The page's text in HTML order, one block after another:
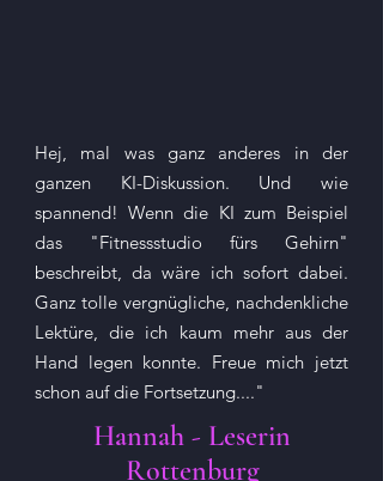
Hej, mal was ganz anderes in der
ganzen KI-Diskussion. Und wie
spannend! Wenn die KI zum Beispiel
das "Fitnessstudio fürs Gehirn"
beschreibt, da wäre ich sofort dabei.
Ganz tolle vergnügliche, nachdenkliche
Lektüre, die ich kaum mehr aus der
Hand legen konnte. Freue mich jetzt
schon auf die Fortsetzung...."
Hannah - Leserin
Rottenburg